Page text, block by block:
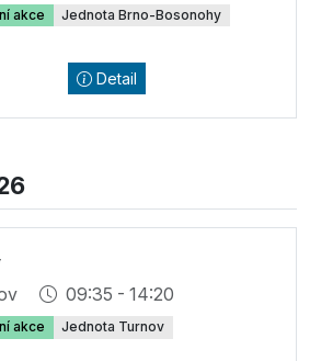
akce Jednota Brno-Bosonohy
Detail
09:35 - 14:20
akce Jednota Turnov